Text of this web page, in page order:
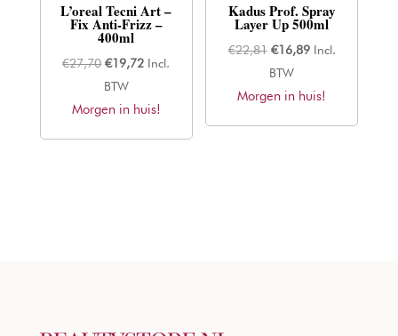
L’oreal Tecni Art –
Fix Anti-Frizz –
400ml
€27,70 Oorspronkelijke
prijs
was:
€19,72Huidige
is:
Incl.
BTW
Morgen in huis!
Kadus Prof. Spray
Layer Up 500ml
€22,81 Oorspronkelijke
prijs
was:
€16,89Huidige
is:
Incl.
BTW
Morgen in huis!